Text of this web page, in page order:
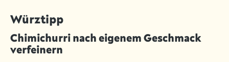
Würztipp
Chimichurri nach eigenem Geschmack
verfeinern